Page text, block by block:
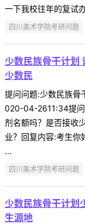
一下我校往年的复试
四川美术学院考研问题
少数民族骨干计划
少数民
提问问题:少数民族
020-04-2611:34提问
剂名额吗？是否接收
业？回复内容:考生你
...
四川美术学院考研问题
少数民族骨干计划
生源地